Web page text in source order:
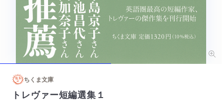
ちくま文庫
トレヴァー短編選集１